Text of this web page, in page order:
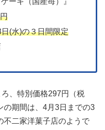
(水)の３日間限定
、特別価格297円（税
の期間は、4月3日までの3
不二家洋菓子店のようで